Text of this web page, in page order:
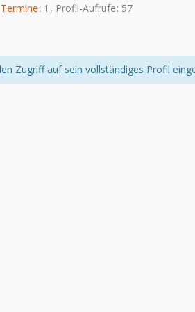
Termine 1 Profil-Aufrufe 57
Zugriff auf sein vollständiges Profil